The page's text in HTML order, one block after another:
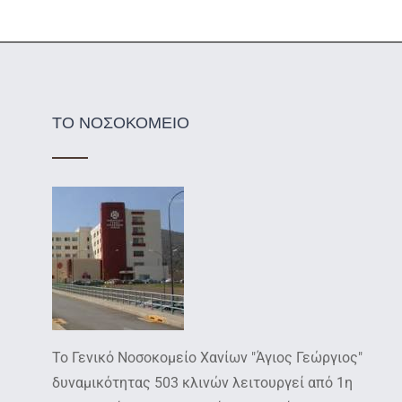
ΤΟ ΝΟΣΟΚΟΜΕΙΟ
Το Γενικό Νοσοκομείο Χανίων "Άγιος Γεώργιος"
δυναμικότητας 503 κλινών λειτουργεί από 1η